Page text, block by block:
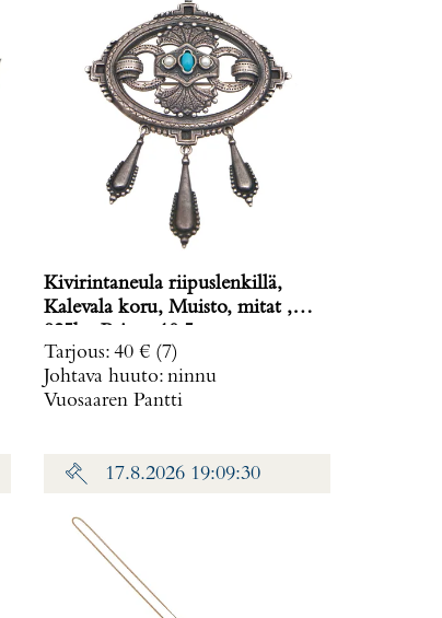
Kivirintaneula riipuslenkillä,
Kalevala koru, Muisto, mitat ,
Tarjous: 40 € (7)
Johtava huuto: ninnu
Vuosaaren Pantti
17.8.2026 19:09:30